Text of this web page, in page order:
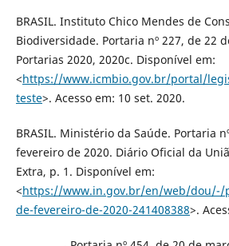
BRASIL. Instituto Chico Mendes de
Biodiversidade. Portaria nº 227, de 22
Portarias 2020, 2020c. Disponível em:
<https://www.icmbio.gov.br/portal/
teste>. Acesso em: 10 set. 2020.
BRASIL. Ministério da Saúde. Portaria
fevereiro de 2020. Diário Oficial da
Extra, p. 1. Disponível em:
<https://www.in.gov.br/en/web/dou/-/
de-fevereiro-de-2020-241408388>.